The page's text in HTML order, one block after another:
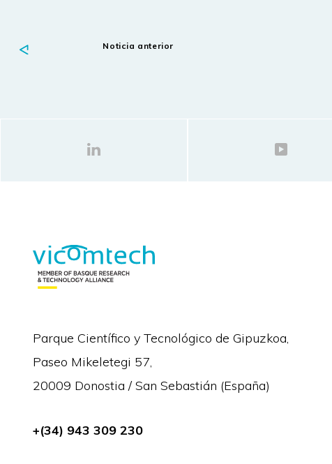
Noticia anterior
Parque Científico y Tecnológico de Gipuzkoa,
Paseo Mikeletegi 57,
20009 Donostia / San Sebastián (España)
+(34) 943 309 230